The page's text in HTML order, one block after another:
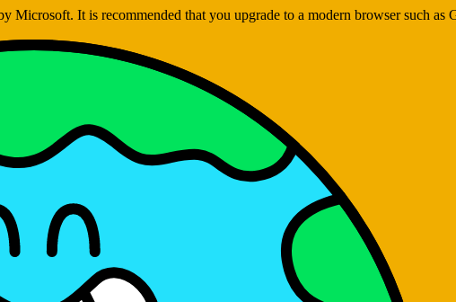
Microsoft. It is recommended that you upgrade to a modern browser such